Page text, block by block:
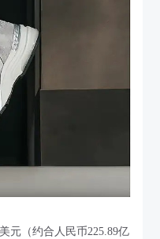
元（约合人民币225.89亿